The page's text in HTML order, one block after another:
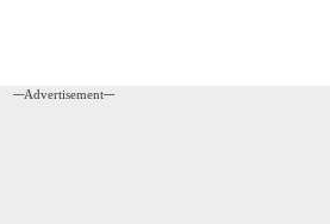
---Advertisement---